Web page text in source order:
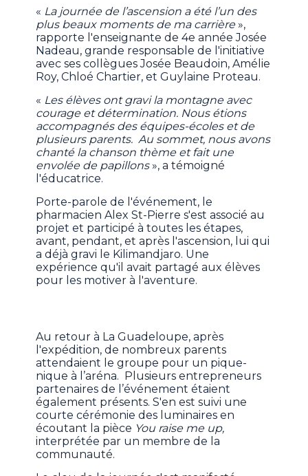
« La journée de l’ascension a été l’un des
plus beaux moments de ma carrière»,
rapporte l'enseignante de 4e année Josée
Nadeau, grande responsable de l'initiative
avec ses collègues Josée Beaudoin, Amélie
Roy, Chloé Chartier, et Guylaine Proteau.
« Les élèves ont gravi la montagne avec
courage et détermination. Nous étions
accompagnés des équipes-écoles et de
plusieurs parents. Au sommet, nous avons
chanté la chanson thème et fait une
envolée de papillons», a témoigné
l'éducatrice.
Porte-parole de l'événement, le
pharmacien Alex St-Pierre s'est associé au
projet et participé à toutes les étapes,
avant, pendant, et après l'ascension, lui qui
a déjà gravi le Kilimandjaro. Une
expérience qu'il avait partagé aux élèves
pour les motiver à l'aventure.
Au retour à La Guadeloupe, après
l'expédition, de nombreux parents
attendaient le groupe pour un pique-
nique à l’aréna. Plusieurs entrepreneurs
partenaires de l’événement étaient
également présents. S'en est suivi une
courte cérémonie des luminaires en
écoutant la pièce You raise me up,
interprétée par un membre de la
communauté.